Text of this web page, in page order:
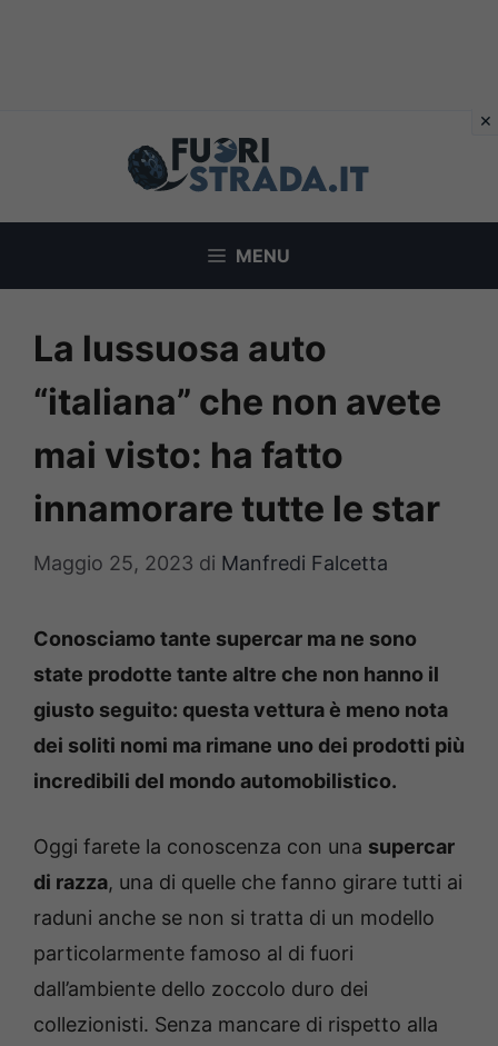
MENU
La lussuosa auto
“italiana” che non avete
mai visto: ha fatto
innamorare tutte le star
Maggio 25, 2023 di Manfredi Falcetta
Conosciamo tante supercar ma ne sono
state prodotte tante altre che non hanno il
giusto seguito: questa vettura è meno nota
dei soliti nomi ma rimane uno dei prodotti più
incredibili del mondo automobilistico.
Oggi farete la conoscenza con una supercar
di razza, una di quelle che fanno girare tutti ai
raduni anche se non si tratta di un modello
particolarmente famoso al di fuori
dall’ambiente dello zoccolo duro dei
collezionisti. Senza mancare di rispetto alla